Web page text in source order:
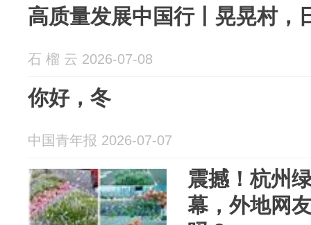
高质量发展中国行丨晃晃村，
石 榴 云 2026-07-08
你好，冬
中国青年报 2026-07-07
震撼！杭州
幕，外地网